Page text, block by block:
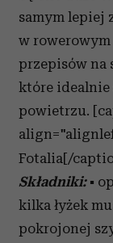
samym lepiej
w
przepisów na
które idealnie
powietrzu.
Fotalia[/
Składniki:▪
kilka łyżek
pokrojonej